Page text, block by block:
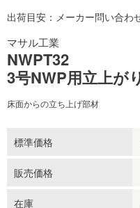
出荷目安：メーカー問い合わ
マサル工業
NWPT32
3号NWP用立上が
床面からの立ち上げ部材
標準価格
販売価格
在庫